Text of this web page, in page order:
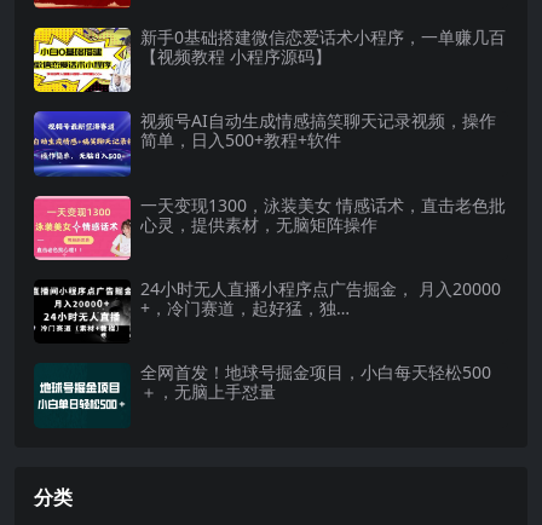
新手0基础搭建微信恋爱话术小程序，一单赚几百
【视频教程 小程序源码】
视频号AI自动生成情感搞笑聊天记录视频，操作
简单，日入500+教程+软件
一天变现1300，泳装美女 情感话术，直击老色批
心灵，提供素材，无脑矩阵操作
24小时无人直播小程序点广告掘金， 月入20000
+，冷门赛道，起好猛，独…
全网首发！地球号掘金项目，小白每天轻松500
＋，无脑上手怼量
分类